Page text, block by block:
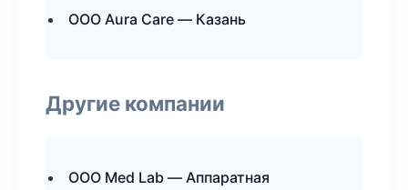
ООО Aura Care — Казань
Другие компании
ООО Med Lab — Аппаратная